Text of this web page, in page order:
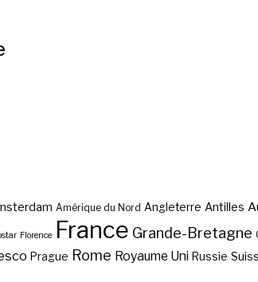
Amérique du Nord Angleterre Antilles
Florence France Grande-Bretagne
Prague Rome Royaume Uni Russie